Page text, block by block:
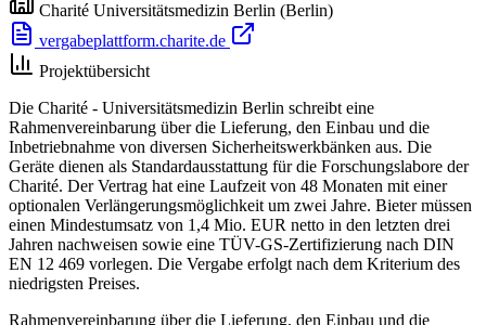
Charité Universitätsmedizin Berlin (Berlin)
vergabeplattform.charite.de
Projektübersicht
Die Charité - Universitätsmedizin Berlin schreibt eine
Rahmenvereinbarung über die Lieferung, den Einbau und die
Inbetriebnahme von diversen Sicherheitswerkbänken aus. Die
Geräte dienen als Standardausstattung für die Forschungslabore der
Charité. Der Vertrag hat eine Laufzeit von 48 Monaten mit einer
optionalen Verlängerungsmöglichkeit um zwei Jahre. Bieter müssen
einen Mindestumsatz von 1,4 Mio. EUR netto in den letzten drei
Jahren nachweisen sowie eine TÜV-GS-Zertifizierung nach DIN
EN 12 469 vorlegen. Die Vergabe erfolgt nach dem Kriterium des
niedrigsten Preises.
Rahmenvereinbarung über die Lieferung, den Einbau und die